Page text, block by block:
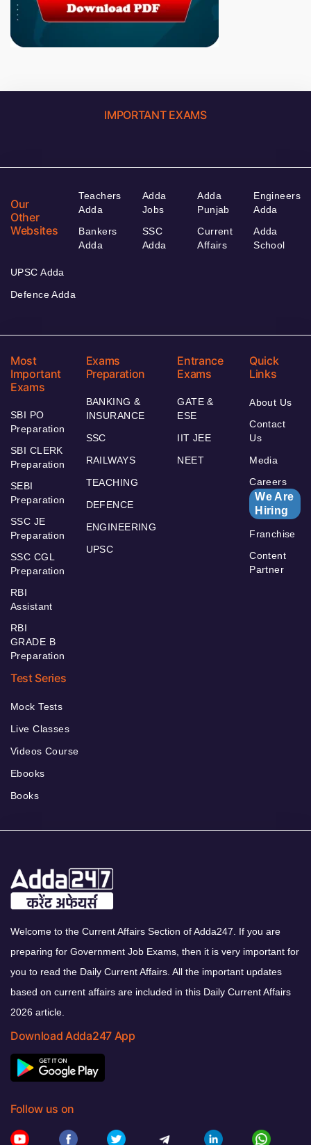
IMPORTANT EXAMS
Our
Other
Websites
Teachers
Adda
Bankers
Adda
Adda
Jobs
SSC
Adda
Adda
Punjab
Current
Affairs
Engineers
Adda
Adda
School
UPSC Adda
Defence Adda
Most
Important
Exams
SBI PO
Preparation
SBI CLERK
Preparation
SEBI
Preparation
SSC JE
Preparation
SSC CGL
Preparation
RBI
Assistant
RBI
GRADE B
Preparation
Exams
Preparation
BANKING &
INSURANCE
SSC
RAILWAYS
TEACHING
DEFENCE
ENGINEERING
UPSC
Entrance
Exams
GATE &
ESE
IIT JEE
NEET
Quick
Links
About Us
Contact
Us
Media
Careers
We Are
Hiring
Franchise
Content
Partner
Test Series
Mock Tests
Live Classes
Videos Course
Ebooks
Books
Welcome to the Current Affairs Section of Adda247. If you are
preparing for Government Job Exams, then it is very important for
you to read the Daily Current Affairs. All the important updates
based on current affairs are included in this Daily Current Affairs
2026 article.
Download Adda247 App
Follow us on